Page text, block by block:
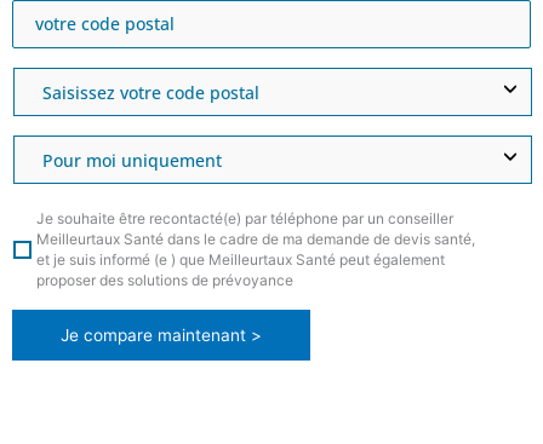
Je souhaite être recontacté(e) par téléphone par un conseiller
Meilleurtaux Santé dans le cadre de ma demande de devis santé,
et je suis informé (e ) que Meilleurtaux Santé peut également
proposer des solutions de prévoyance
Je compare maintenant >